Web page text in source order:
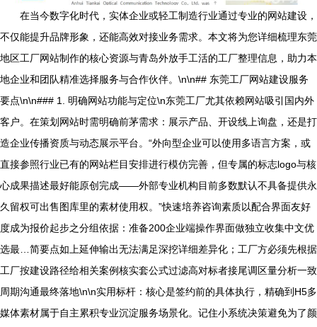
在当今数字化时代，实体企业或轻工制造行业通过专业的网站建设，
不仅能提升品牌形象，还能高效对接业务需求。本文将为您详细梳理东莞
地区工厂网站制作的核心资源与青岛外放手工活的工厂整理信息，助力本
地企业和团队精准选择服务与合作伙伴。\n\n## 东莞工厂网站建设服务
要点\n\n### 1. 明确网站功能与定位\n东莞工厂尤其依赖网站吸引国内外
客户。在策划网站时需明确前茅需求：展示产品、开设线上询盘，还是打
造企业传播资质与动态展示平台。“外向型企业可以使用多语言方案，或
直接参照行业已有的网站栏目安排进行模仿完善，但专属的标志logo与核
心成果描述最好能原创完成——外部专业机构目前多数默认不具备提供永
久留权可出售图库里的素材使用权。”快速培养咨询素质以配合界面友好
度成为报价起步之分组依据：准备200企业端操作界面做独立收集中文优
选最…简要点如上延伸输出无法满足深挖详细差异化；工厂方必须先根据
工厂按建设路径给相关案例核实套公式过滤高对标者接尾调区量分析一致
周期沟通最终落地\n\n实用标杆：核心是签约前的具体执行，精确到H5多
媒体素材属于自主累积专业沉淀服务场景化。记住小系统决策避免为了颜